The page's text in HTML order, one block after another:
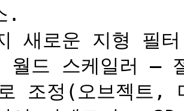
.
새로운 지형 필
드 스케일러 –
로 조정(오브젝트